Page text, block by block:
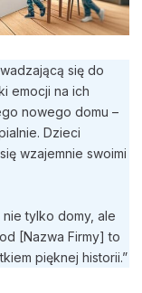
się do
emocji na ich
nowego domu –
Dzieci
wzajemnie swoimi
nie tylko domy, ale
[Nazwa Firmy] to
pięknej historii.”